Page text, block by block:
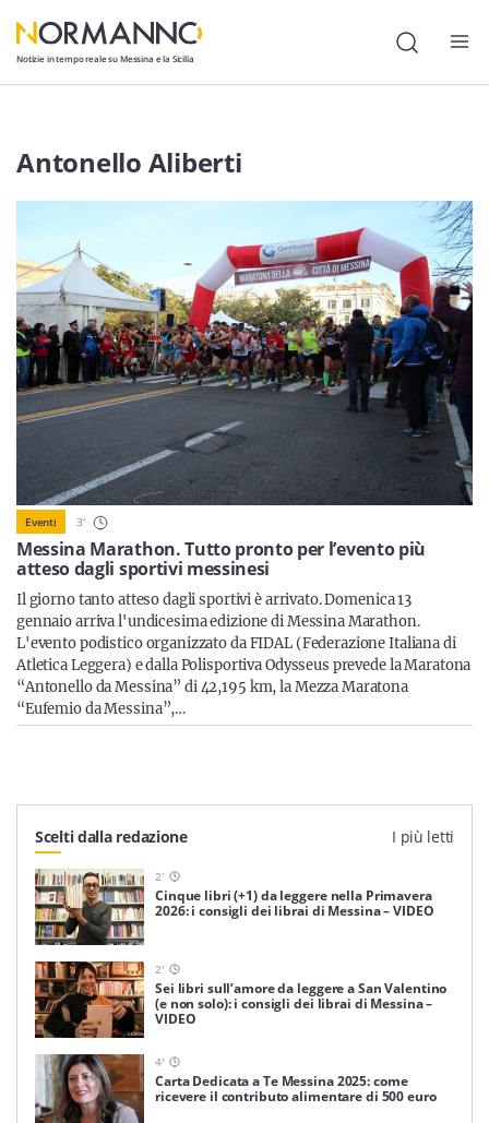
Notizie in tempo reale su Messina e la Sicilia
Attualità
Politica
Cultura
Lavoro
Società
Economia
Sicilia
Servizi
Resta sempre aggiornato con le ultime news, iscriviti alla
Antonello Aliberti
Messina Marathon. Tutto pronto per l’evento più
atteso dagli sportivi messinesi
Eventi 3'
Il giorno tanto atteso dagli sportivi è arrivato. Domenica 13
gennaio arriva l'undicesima edizione di Messina Marathon.
L'evento podistico organizzato da FIDAL (Federazione Italiana di
Atletica Leggera) e dalla Polisportiva Odysseus prevede la Maratona
“Antonello da Messina” di 42,195 km, la Mezza Maratona
“Eufemio da Messina”,…
Scelti dalla redazione I più letti
2'
Cinque libri (+1) da leggere nella Primavera
2026: i consigli dei librai di Messina – VIDEO
2'
Sei libri sull’amore da leggere a San Valentino
(e non solo): i consigli dei librai di Messina –
VIDEO
4'
Carta Dedicata a Te Messina 2025: come
ricevere il contributo alimentare di 500 euro